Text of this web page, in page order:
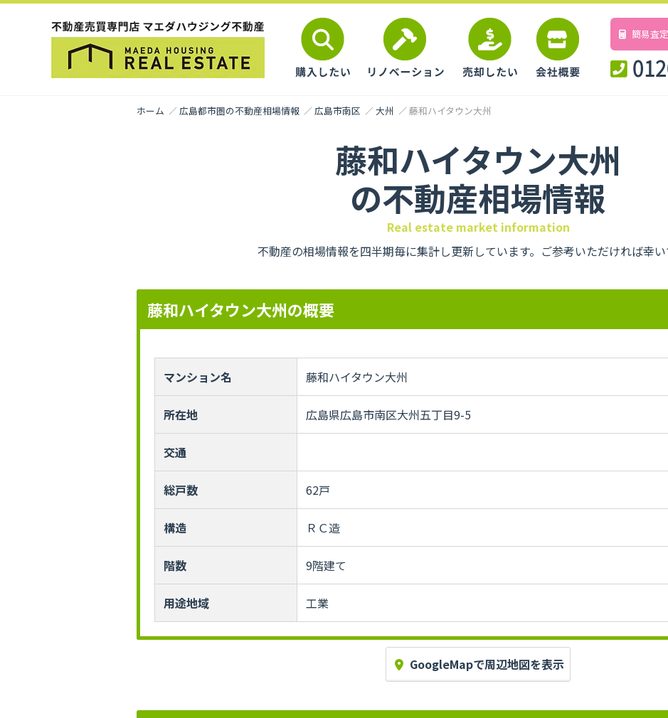
簡易査定
ホーム 広島都市圏の不動産相場情報 広島市南区 大州 藤和ハイタウン大州
藤和ハイタウン大州
の不動産相場情報
Real estate market information
不動産の相場情報を四半期毎に集計し更新しています。ご参考いただければ幸い
藤和ハイタウン大州の概要
マンション名 藤和ハイタウン大州
所在地 広島県広島市南区大州五丁目9-5
交通
総戸数 62戸
構造 ＲＣ造
階数 9階建て
用途地域 工業
GoogleMapで周辺地図を表示